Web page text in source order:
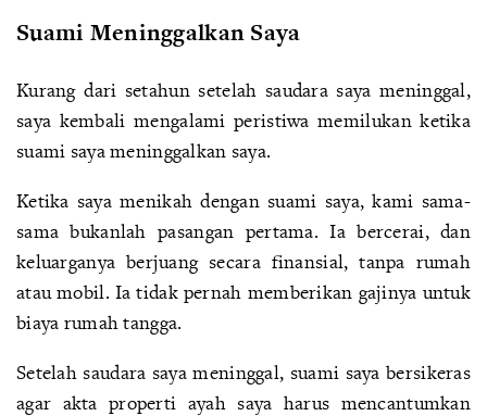
Suami Meninggalkan Saya
Kurang dari setahun setelah saudara saya meninggal,
saya kembali mengalami peristiwa memilukan ketika
suami saya meninggalkan saya.
Ketika saya menikah dengan suami saya, kami sama-
sama bukanlah pasangan pertama. Ia bercerai, dan
keluarganya berjuang secara finansial, tanpa rumah
atau mobil. Ia tidak pernah memberikan gajinya untuk
biaya rumah tangga.
Setelah saudara saya meninggal, suami saya bersikeras
agar akta properti ayah saya harus mencantumkan